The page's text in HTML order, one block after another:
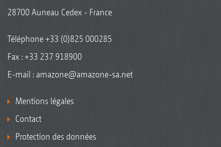
28700 Auneau Cedex - France
Téléphone+33 (0)825 000285
Fax : +33 237 918900
E-mail : amazone@amazone-sa.net
Mentions légales
Contact
Protection des données